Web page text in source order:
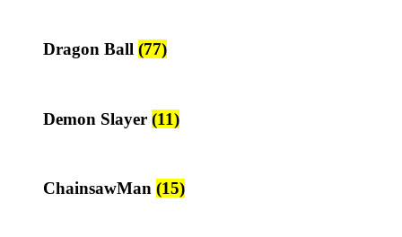
Dragon Ball (77)
Demon Slayer (11)
ChainsawMan (15)